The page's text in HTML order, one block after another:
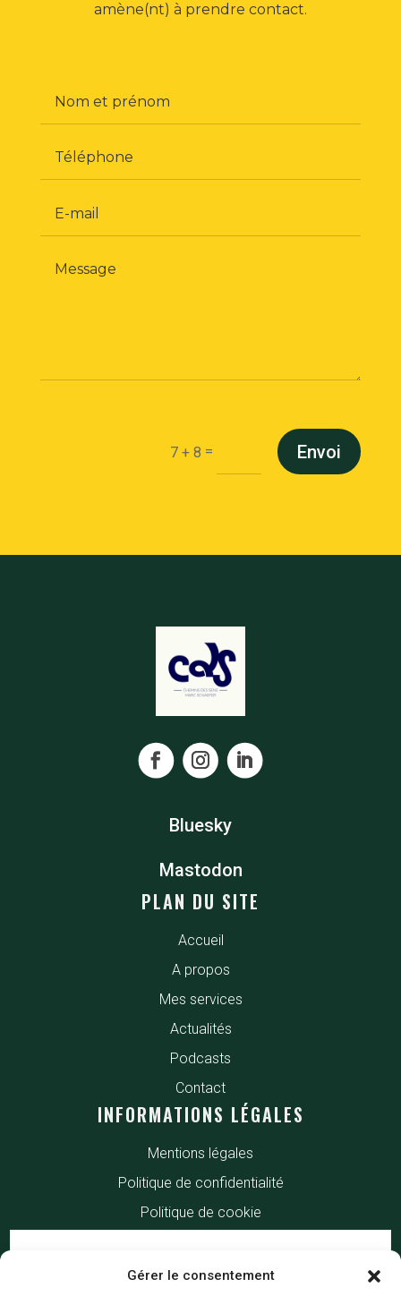
Gérer le consentement
amène(nt) à prendre contact.
7 + 8 = Envoi
Bluesky
Mastodon
PLAN DU SITE
Accueil
A propos
Mes services
Actualités
Podcasts
Contact
INFORMATIONS LÉGALES
Mentions légales
Politique de confidentialité
Politique de cookie